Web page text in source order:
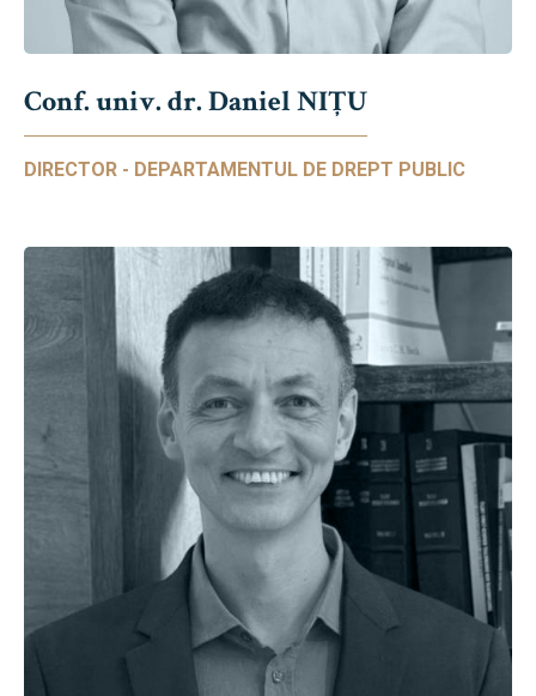
Conf. univ. dr. Daniel NIŢU
DIRECTOR - DEPARTAMENTUL DE DREPT PUBLIC